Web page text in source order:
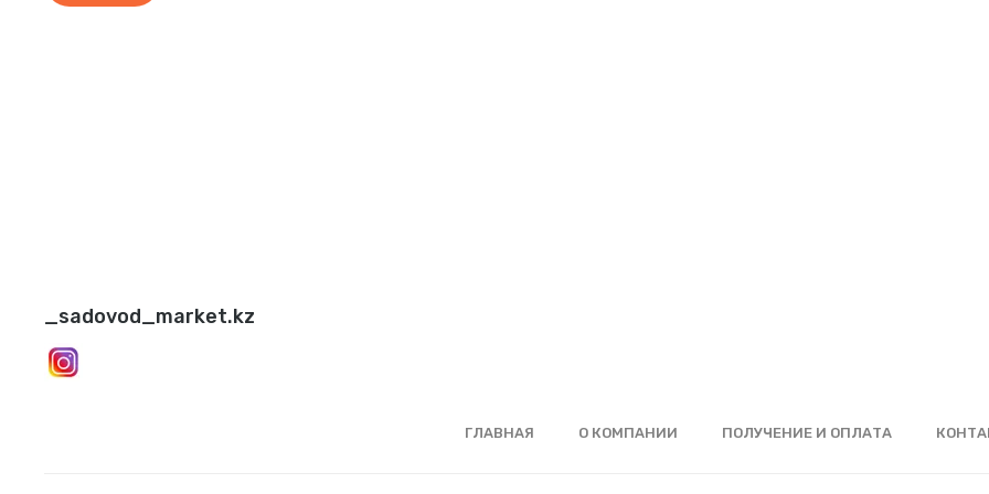
_sadovod_market.kz
ГЛАВНАЯ О КОМПАНИИ ПОЛУЧЕНИЕ И ОПЛАТА